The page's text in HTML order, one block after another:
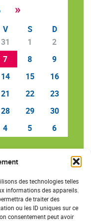
des technologies telles
informations des appareils.
de traiter des
ou les ID uniques sur ce
consentement peut avoir
»
V S
D
31 1
2
7 8
9
14 15
16
21 22
23
28 29
30
4 5 6